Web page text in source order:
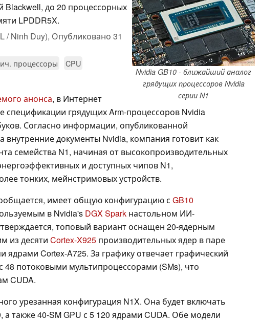
Nvidia GB10 - ближайший аналог
грядущих процессоров Nvidia
серии N1
Blackwell, до 20 процессорных
LPDDR5X.
/ Ninh Duy), Опубликовано 31
процессоры
CPU
анонса, в Интернет
спецификации грядущих Arm-процессоров Nvidia
Согласно информации, опубликованной
внутренние документы Nvidia, компания готовит как
семейства N1, начиная от высокопроизводительных
и доступных чипов N1,
тонких, мейнстримовых устройств.
имеет общую конфигурацию с GB10
в Nvidia's DGX Spark настольном ИИ-
топовый вариант оснащен 20-ядерным
из десяти Cortex-X925 производительных ядер в паре
ядрами Cortex-A725. За графику отвечает графический
48 потоковыми мультипроцессорами (SMs), что
CUDA.
урезанная конфигурация N1X. Она будет включать
а также 40-SM GPU с 5 120 ядрами CUDA. Обе модели